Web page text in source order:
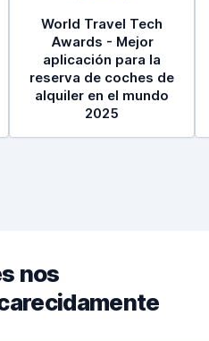
World Travel Tech
Awards - Mejor
aplicación para la
reserva de coches de
alquiler en el mundo
2025
nos